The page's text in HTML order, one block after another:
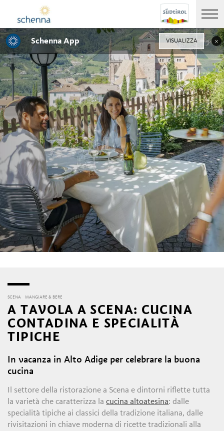
SCENA MANGIARE & BERE
A TAVOLA A SCENA: CUCINA
CONTADINA E SPECIALITÀ
TIPICHE
In vacanza in Alto Adige per celebrare la buona
cucina
Il settore della ristorazione a Scena e dintorni riflette tutta
la varietà che caratterizza lacucina altoatesina: dalle
specialità tipiche ai classici della tradizione italiana, dalle
rivisitazioni in chiave moderna di ricette tradizionali alla
Schenna App VISUALIZZA